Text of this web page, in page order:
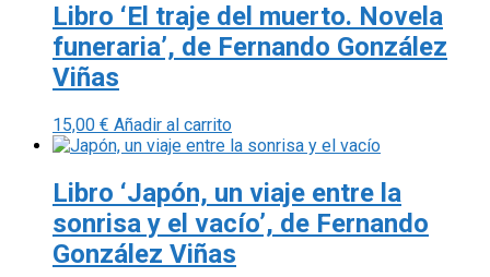
Libro ‘El traje del muerto. Novela
funeraria’, de Fernando González
Viñas
15,00 € Añadir al carrito
Libro ‘Japón, un viaje entre la
sonrisa y el vacío’, de Fernando
González Viñas